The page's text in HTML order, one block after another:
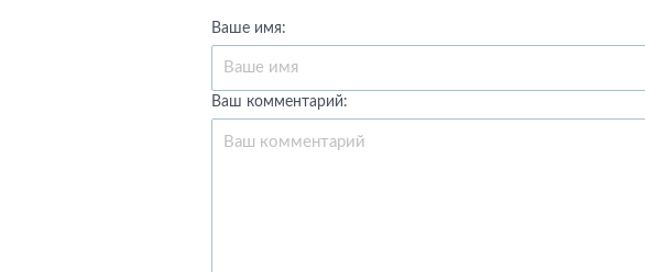
Ваше имя:
Ваш комментарий: